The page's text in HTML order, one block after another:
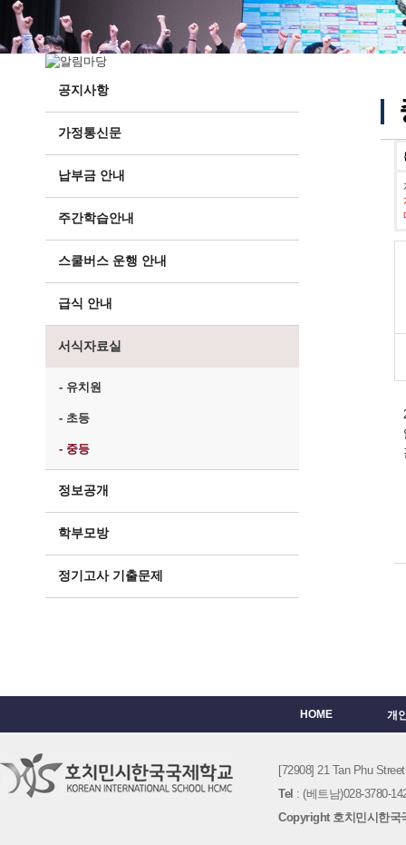
전경사진
공지사항
가정통신문
납부금 안내
주간학습안내
스쿨버스 운행 안내
급식 안내
서식자료실
- 유치원
- 초등
- 중등
정보공개
학부모방
정기고사 기출문제
HOME 개
[72908] 21 Tan Phu
Tel : (베트남)028-3780-
Copyright 호치민시한국